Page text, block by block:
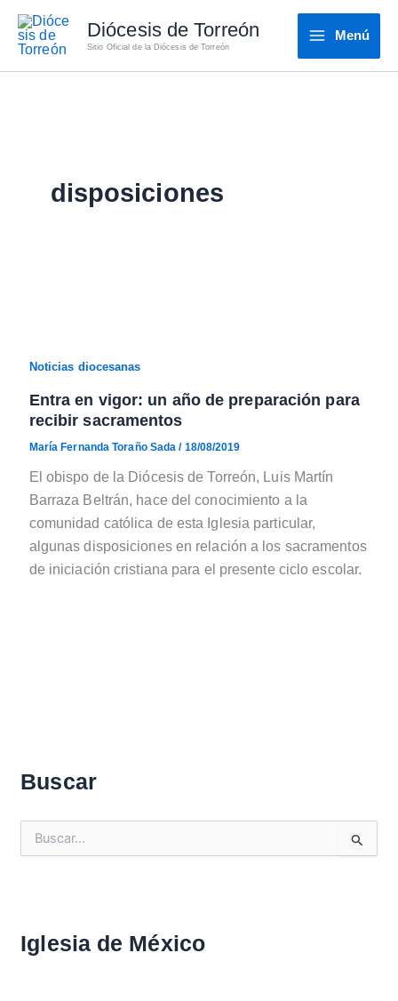
contenido
Diócesis de Torreón
Sitio Oficial de la Diócesis de Torreón
Menú
disposiciones
Noticias diocesanas
Entra en vigor: un año de preparación para
recibir sacramentos
María Fernanda Toraño Sada/ 18/08/2019
El obispo de la Diócesis de Torreón, Luis Martín
Barraza Beltrán, hace del conocimiento a la
comunidad católica de esta Iglesia particular,
algunas disposiciones en relación a los sacramentos
de iniciación cristiana para el presente ciclo escolar.
Buscar
u
Iglesia de México